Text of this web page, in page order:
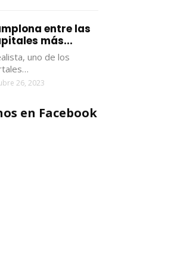
entre las
más...
uno de los
26, 2023
en Facebook